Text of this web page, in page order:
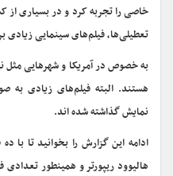
خاصی را تجربه کرد و در بسیاری از
تعطیلی‌ها، فیلم‌های سینمایی زیادی
به خصوص در آمریکا و شهر‌هایی مثل
هستند. البته فیلم‌های زیادی به
نمایش گذاشته شده اند.
هالیوود ریپورتر و همینطور